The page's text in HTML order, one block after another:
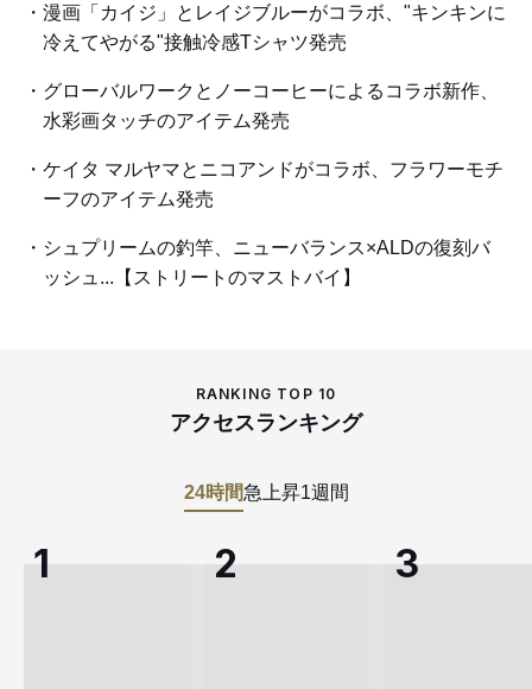
漫画「カイジ」とレイジブルーがコラボ、"キンキンに
冷えてやがる"接触冷感Tシャツ発売
グローバルワークとノーコーヒーによるコラボ新作、
水彩画タッチのアイテム発売
ケイタ マルヤマとニコアンドがコラボ、フラワーモチ
ーフのアイテム発売
シュプリームの釣竿、ニューバランス×ALDの復刻バ
ッシュ...【ストリートのマストバイ】
RANKING TOP 10
アクセスランキング
24時間急上昇1週間